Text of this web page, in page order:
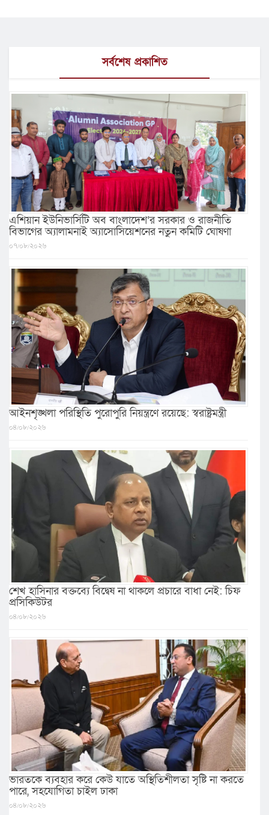
সর্বশেষ প্রকাশিত
এশিয়ান ইউনিভার্সিটি অব বাংলাদেশ’র সরকার ও রাজনীতি
বিভাগের অ্যালামনাই অ্যাসোসিয়েশনের নতুন কমিটি ঘোষণা
০৭/০৮/২০২৬
আইনশৃঙ্খলা পরিস্থিতি পুরোপুরি নিয়ন্ত্রণে রয়েছে: স্বরাষ্ট্রমন্ত্রী
০৪/০৮/২০২৬
শেখ হাসিনার বক্তব্যে বিদ্বেষ না থাকলে প্রচারে বাধা নেই: চিফ
প্রসিকিউটর
০৪/০৮/২০২৬
ভারতকে ব্যবহার করে কেউ যাতে অস্থিতিশীলতা সৃষ্টি না করতে
পারে, সহযোগিতা চাইল ঢাকা
০৪/০৮/২০২৬